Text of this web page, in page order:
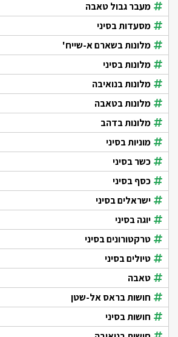
מעבר גבול טאבה
מסעדות בסיני
מלונות בשארם א-שייח'
מלונות בסיני
מלונות בנואיבה
מלונות בטאבה
מלונות בדהב
מוניות בסיני
כשר בסיני
כסף בסיני
ישראלים בסיני
יוגה בסיני
טרקטורונים בסיני
טיולים בסיני
טאבה
חושות בראס אל-שטן
חושות בסיני